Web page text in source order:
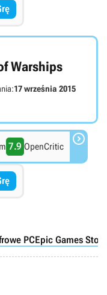
Warships
17 września 2015
7.9 OpenCritic 
PCEpic Games Store